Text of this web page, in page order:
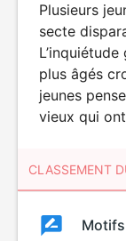
Plusieurs
secte
plus âgés
jeunes
vieux qui
CLASSEMENT
Classement